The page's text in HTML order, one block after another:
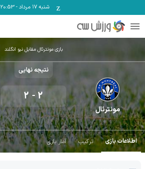
شنبه ۱۷ مرداد -
20:53
بازی مونترئال مقابل نیو انگلند
نتیجه نهایی
مونترئال
2
-
2
اطلاعات بازی ترکیب آمار بازی